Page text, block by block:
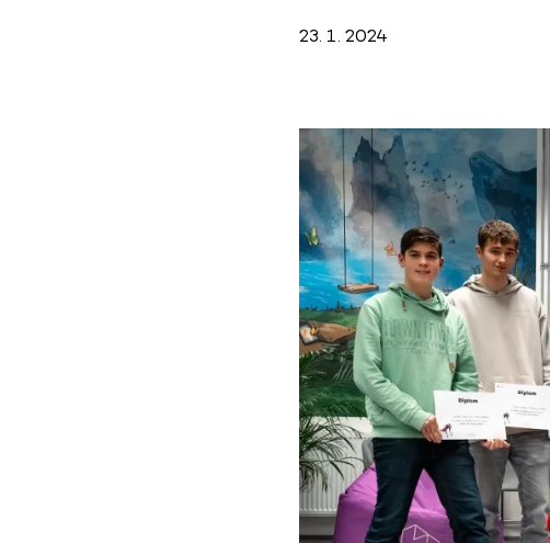
23. 1. 2024